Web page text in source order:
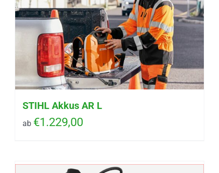
STIHL Akkus AR L
ab €1.229,00